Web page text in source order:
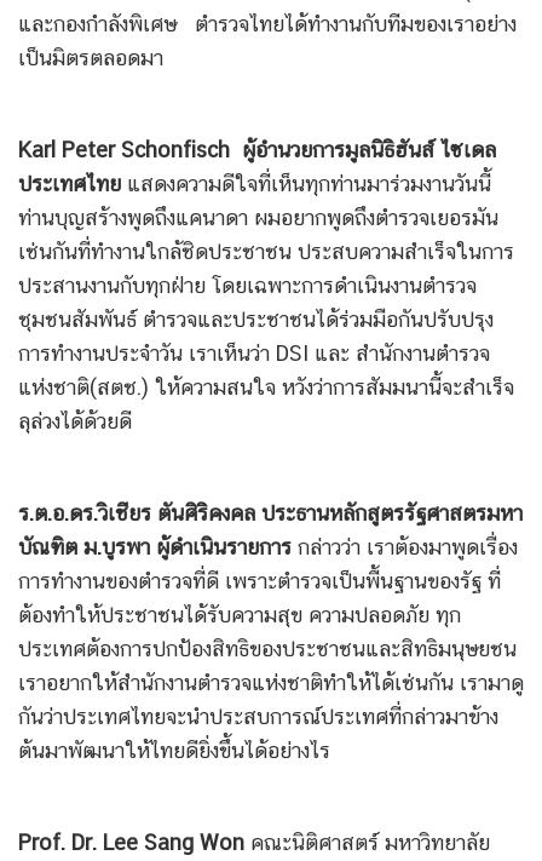
และกองกำลังพิเศษ ตำรวจไทยได้ทำงานกับทีมของเราอย่าง
เป็นมิตรตลอดมา
Karl Peter Schonfisch ผู้อำนวยการมูลนิธิฮันส์ ไซเดล
ประเทศไทย แสดงความดีใจที่เห็นทุกท่านมาร่วมงานวันนี้
ท่านบุญสร้างพูดถึงแคนาดา ผมอยากพูดถึงตำรวจเยอรมัน
เช่นกันที่ทำงานใกล้ชิดประชาชน ประสบความสำเร็จในการ
ประสานงานกับทุกฝ่าย โดยเฉพาะการดำเนินงานตำรวจ
ชุมชนสัมพันธ์ ตำรวจและประชาชนได้ร่วมมือกันปรับปรุง
การทำงานประจำวัน เราเห็นว่า DSI และ สำนักงานตำรวจ
แห่งชาติ(สตช.) ให้ความสนใจ หวังว่าการสัมมนานี้จะสำเร็จ
ลุล่วงได้ด้วยดี
ร.ต.อ.ดร.วิเชียร ตันศิริคงคล ประธานหลักสูตรรัฐศาสตรมหา
บัณฑิต ม.บูรพา ผู้ดำเนินรายการ กล่าวว่า เราต้องมาพูดเรื่อง
การทำงานของตำรวจที่ดี เพราะตำรวจเป็นพื้นฐานของรัฐ ที่
ต้องทำให้ประชาชนได้รับความสุข ความปลอดภัย ทุก
ประเทศต้องการปกป้องสิทธิของประชาชนและสิทธิมนุษยชน
เราอยากให้สำนักงานตำรวจแห่งชาติทำให้ได้เช่นกัน เรามาดู
กันว่าประเทศไทยจะนำประสบการณ์ประเทศที่กล่าวมาข้าง
ต้นมาพัฒนาให้ไทยดียิ่งขึ้นได้อย่างไร
Prof. Dr. Lee Sang Won คณะนิติศาสตร์ มหาวิทยาลัย